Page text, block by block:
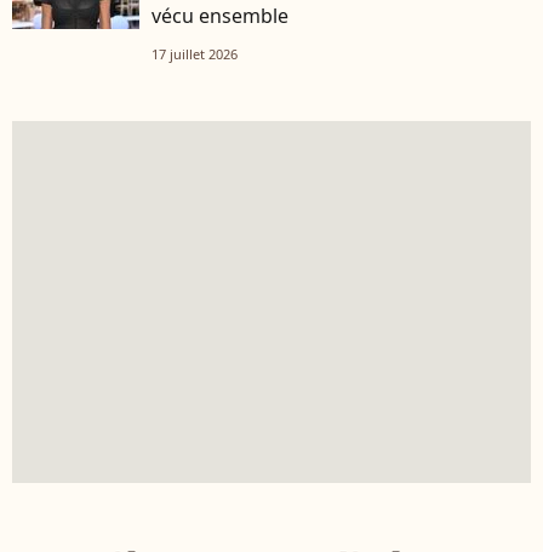
vécu ensemble
17 juillet 2026